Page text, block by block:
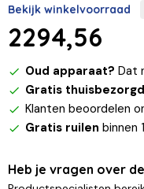
Bekijk winkelvoorraad
2294,56
Oud apparaat? Dat
Gratis thuisbezorgd
Klanten beoordelen
Gratis ruilen binnen
Heb je vragen over